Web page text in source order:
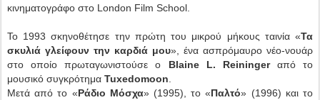
κινηματογράφο στο London Film School.
Το 1993 σκηνοθέτησε την πρώτη του μικρού μήκους ταινία «Τα
σκυλιά γλείφουν την καρδιά μου», ένα ασπρόμαυρο νέο-νουάρ
στο οποίο πρωταγωνιστούσε ο Blaine L. Reiningerαπό το
μουσικό συγκρότημα Tuxedomoon
Μετά από το «Ράδιο Μόσχα» (1995), το «Παλτό» (1996) και το